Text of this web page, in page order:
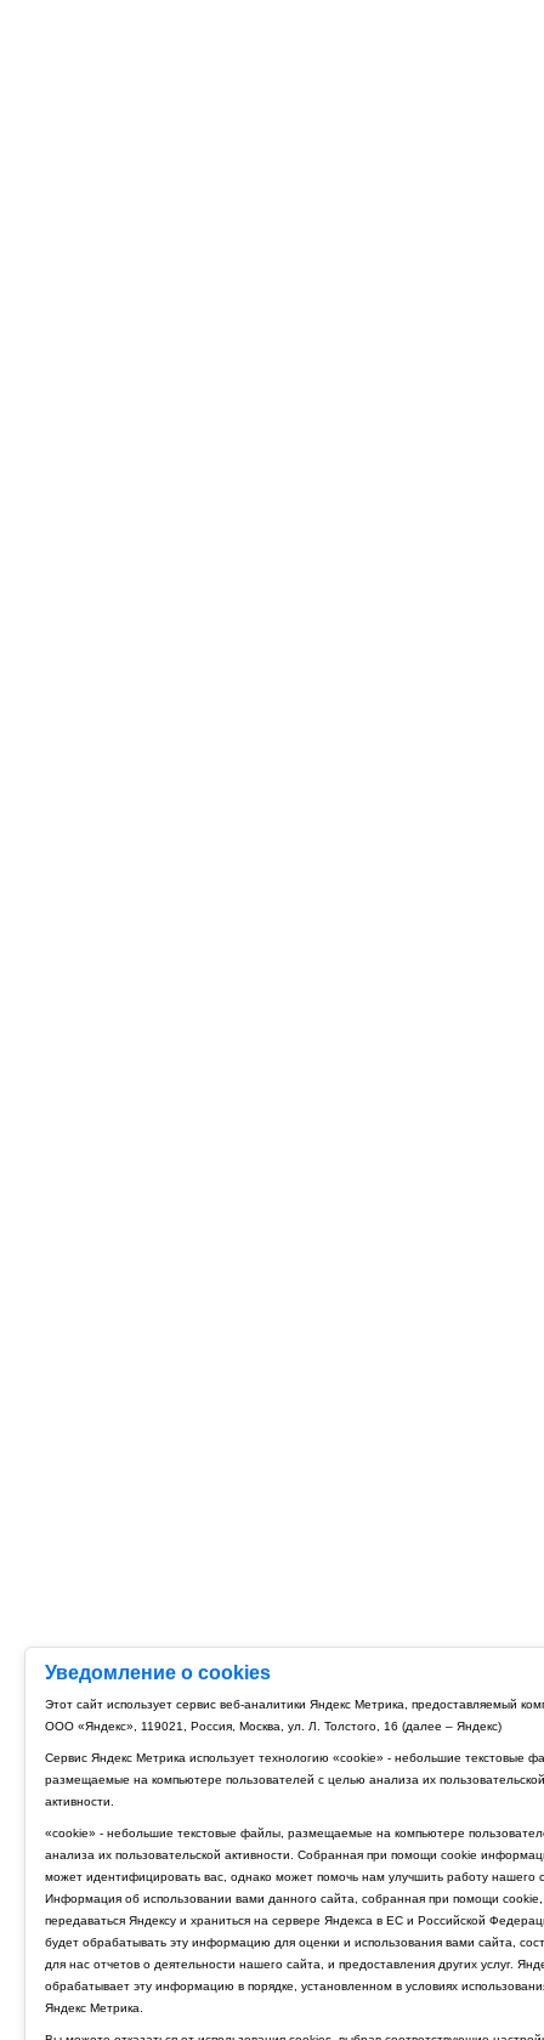
Уведомление о cookies
Этот сайт использует сервис веб-аналитики Яндекс Метрика, предоставляемый
ООО «Яндекс», 119021, Россия, Москва, ул. Л. Толстого, 16 (далее – Яндекс)
Сервис Яндекс Метрика использует технологию «cookie» - небольшие текстовые
размещаемые на компьютере пользователей с целью анализа их пользовательской
активности.
«cookie» - небольшие текстовые файлы, размещаемые на компьютере
анализа их пользовательской активности. Собранная при помощи cookie
может идентифицировать вас, однако может помочь нам улучшить работу нашего
Информация об использовании вами данного сайта, собранная при помощи cookie,
передаваться Яндексу и храниться на сервере Яндекса в ЕС и Российской
будет обрабатывать эту информацию для оценки и использования вами сайта,
для нас отчетов о деятельности нашего сайта, и предоставления других услуг.
обрабатывает эту информацию в порядке, установленном в условиях
Яндекс Метрика.